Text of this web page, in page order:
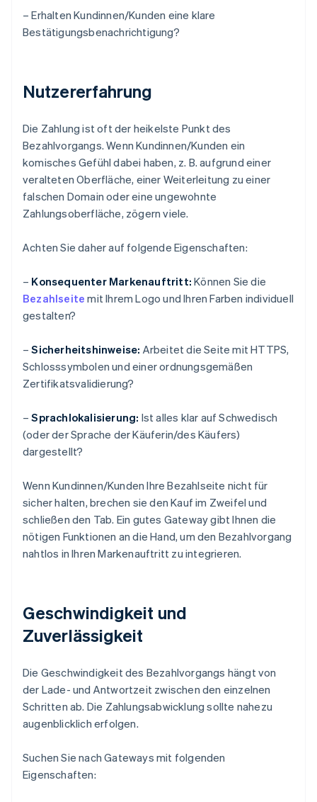
– Erhalten Kundinnen/Kunden eine klare
Bestätigungsbenachrichtigung?
Nutzererfahrung
Die Zahlung ist oft der heikelste Punkt des
Bezahlvorgangs. Wenn Kundinnen/Kunden ein
komisches Gefühl dabei haben, z. B. aufgrund einer
veralteten Oberfläche, einer Weiterleitung zu einer
falschen Domain oder eine ungewohnte
Zahlungsoberfläche, zögern viele.
Achten Sie daher auf folgende Eigenschaften:
– Konsequenter Markenauftritt: Können Sie die
Bezahlseite mit Ihrem Logo und Ihren Farben individuell
gestalten?
–Sicherheitshinweise: Arbeitet die Seite mit HTTPS,
Schlosssymbolen und einer ordnungsgemäßen
Zertifikatsvalidierung?
–Sprachlokalisierung: Ist alles klar auf Schwedisch
(oder der Sprache der Käuferin/des Käufers)
dargestellt?
Wenn Kundinnen/Kunden Ihre Bezahlseite nicht für
sicher halten, brechen sie den Kauf im Zweifel und
schließen den Tab. Ein gutes Gateway gibt Ihnen die
nötigen Funktionen an die Hand, um den Bezahlvorgang
nahtlos in Ihren Markenauftritt zu integrieren.
Geschwindigkeit und
Zuverlässigkeit
Die Geschwindigkeit des Bezahlvorgangs hängt von
der Lade- und Antwortzeit zwischen den einzelnen
Schritten ab. Die Zahlungsabwicklung sollte nahezu
augenblicklich erfolgen.
Suchen Sie nach Gateways mit folgenden
Eigenschaften: